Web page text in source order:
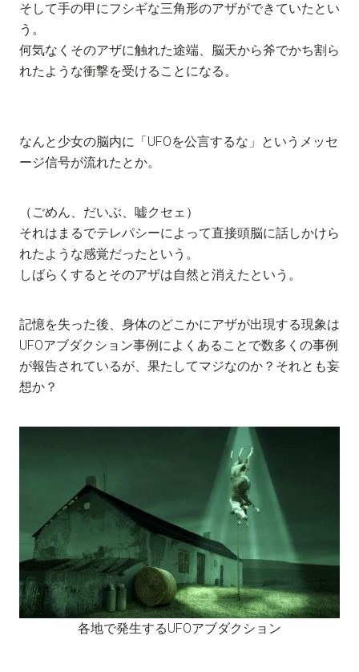
そして手の甲にフシギな三角形のアザができていたとい
う。
何気なくそのアザに触れた途端、脳天から斧でかち割ら
れたような衝撃を受けることになる。
なんと少女の脳内に「UFOを公言するな」というメッセ
ージ信号が流れたとか。
（ごめん、だいぶ、嘘クセェ）
それはまるでテレパシーによって直接頭脳に話しかけら
れたような感覚だったという。
しばらくするとそのアザは自然と消えたという。
記憶を失った後、身体のどこかにアザが出現する現象は
UFOアブダクション事例によくあることで数多くの事例
が報告されているが、果たしてマジなのか？それとも妄
想か？
各地で発生するUFOアブダクション